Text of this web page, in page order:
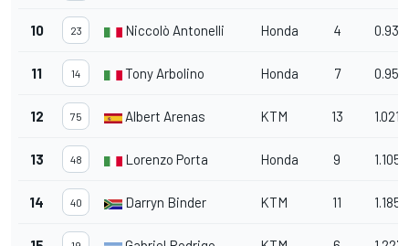
10 23 Niccolò Antonelli Honda 4 0.933
11 14 Tony Arbolino Honda 7 0.956
12 75 Albert Arenas KTM 13 1.021
13 48 Lorenzo Porta Honda 9 1.105
14 40 Darryn Binder KTM 11 1.185